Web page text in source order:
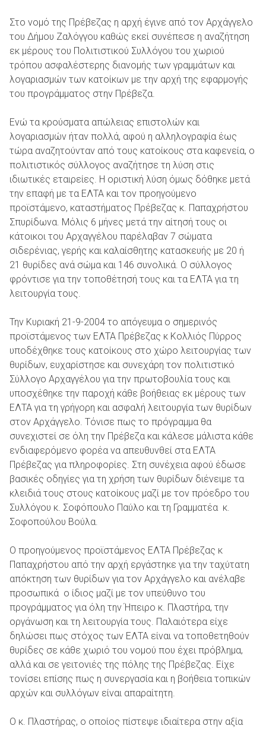
Στο νομό της Πρέβεζας η αρχή έγινε από τον Αρχάγγελο
του Δήμου Ζαλόγγου καθώς εκεί συνέπεσε η αναζήτηση
εκ μέρους του Πολιτιστικού Συλλόγου του χωριού
τρόπου ασφαλέστερης διανομής των γραμμάτων και
λογαριασμών των κατοίκων με την αρχή της εφαρμογής
του προγράμματος στην Πρέβεζα.
Ενώ τα κρούσματα απώλειας επιστολών και
λογαριασμών ήταν πολλά, αφού η αλληλογραφία έως
τώρα αναζητούνταν από τους κατοίκους στα καφενεία, ο
πολιτιστικός σύλλογος αναζήτησε τη λύση στις
ιδιωτικές εταιρείες. Η οριστική λύση όμως δόθηκε μετά
την επαφή με τα ΕΛΤΑ και τον προηγούμενο
προϊστάμενο, καταστήματος Πρέβεζας κ. Παπαχρήστου
Σπυρίδωνα. Μόλις 6 μήνες μετά την αίτησή τους οι
κάτοικοι του Αρχαγγέλου παρέλαβαν 7 σώματα
σιδερένιας, γερής και καλαίσθητης κατασκευής με 20 ή
21 θυρίδες ανά σώμα και 146 συνολικά. Ο σύλλογος
φρόντισε για την τοποθέτησή τους και τα ΕΛΤΑ για τη
λειτουργία τους.
Την Κυριακή 21-9-2004 το απόγευμα ο σημερινός
προϊστάμενος των ΕΛΤΑ Πρέβεζας κ Κολλιός Πύρρος
υποδέχθηκε τους κατοίκους στο χώρο λειτουργίας των
θυρίδων, ευχαρίστησε και συνεχάρη τον πολιτιστικό
Σύλλογο Αρχαγγέλου για την πρωτοβουλία τους και
υποσχέθηκε την παροχή κάθε βοήθειας εκ μέρους των
ΕΛΤΑ για τη γρήγορη και ασφαλή λειτουργία των θυρίδων
στον Αρχάγγελο. Τόνισε πως το πρόγραμμα θα
συνεχιστεί σε όλη την Πρέβεζα και κάλεσε μάλιστα κάθε
ενδιαφερόμενο φορέα να απευθυνθεί στα ΕΛΤΑ
Πρέβεζας για πληροφορίες. Στη συνέχεια αφού έδωσε
βασικές οδηγίες για τη χρήση των θυρίδων διένειμε τα
κλειδιά τους στους κατοίκους μαζί με τον πρόεδρο του
Συλλόγου κ. Σοφόπουλο Παύλο και τη Γραμματέα κ.
Σοφοπούλου Βούλα.
Ο προηγούμενος προϊστάμενος ΕΛΤΑ Πρέβεζας κ
Παπαχρήστου από την αρχή εργάστηκε για την ταχύτατη
απόκτηση των θυρίδων για τον Αρχάγγελο και ανέλαβε
προσωπικά ο ίδιος μαζί με τον υπεύθυνο του
προγράμματος για όλη την Ήπειρο κ. Πλαστήρα, την
οργάνωση και τη λειτουργία τους. Παλαιότερα είχε
δηλώσει πως στόχος των ΕΛΤΑ είναι να τοποθετηθούν
θυρίδες σε κάθε χωριό του νομού που έχει πρόβλημα,
αλλά και σε γειτονιές της πόλης της Πρέβεζας. Είχε
τονίσει επίσης πως η συνεργασία και η βοήθεια τοπικών
αρχών και συλλόγων είναι απαραίτητη.
Ο κ. Πλαστήρας, ο οποίος πίστεψε ιδιαίτερα στην αξία